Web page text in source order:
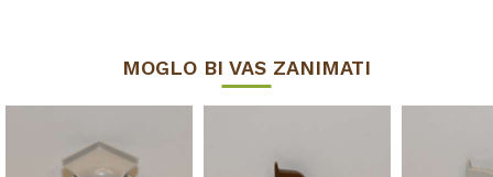
MOGLO BI VAS ZANIMATI